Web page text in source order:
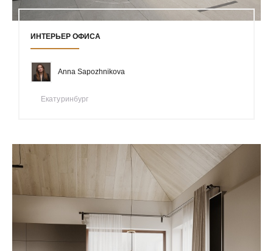
ИНТЕРЬЕР ОФИСА
Anna Sapozhnikova
Екатуринбург